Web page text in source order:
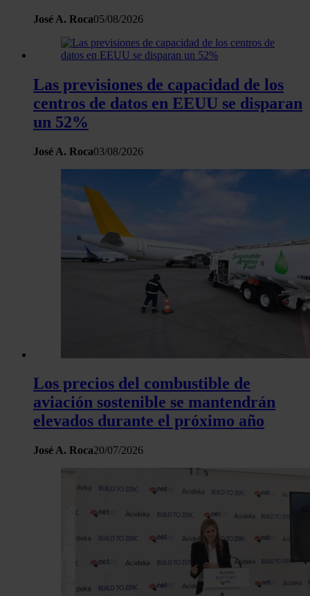
José A. Roca05/08/2026
Las previsiones de capacidad de los
centros de datos en EEUU se disparan
un 52%
José A. Roca03/08/2026
Los precios del combustible de
aviación sostenible se mantendrán
elevados durante el próximo año
José A. Roca20/07/2026